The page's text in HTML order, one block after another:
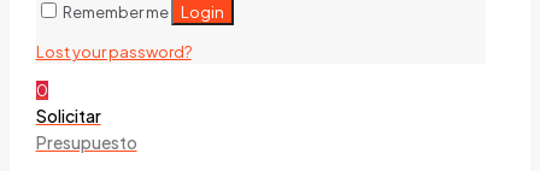
Remember me Login
Lost your password?
0
Solicitar
Presupuesto